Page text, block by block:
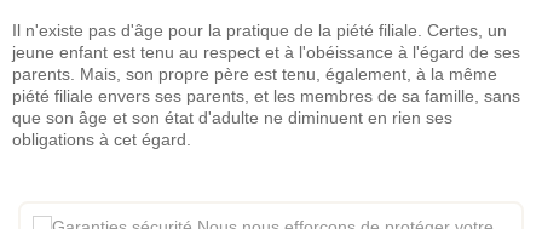
Il n'existe pas d'âge pour la pratique de la piété filiale. Certes, un
jeune enfant est tenu au respect et à l'obéissance à l'égard de ses
parents. Mais, son propre père est tenu, également, à la même
piété filiale envers ses parents, et les membres de sa famille, sans
que son âge et son état d'adulte ne diminuent en rien ses
obligations à cet égard.